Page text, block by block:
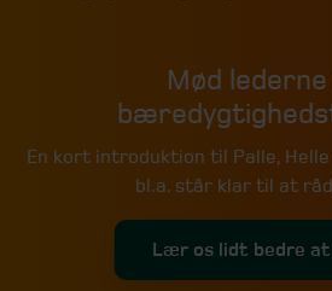
Mød
En kort introduktion til Palle, Helle
bl.a. står klar til at
Lær os lidt bedre at